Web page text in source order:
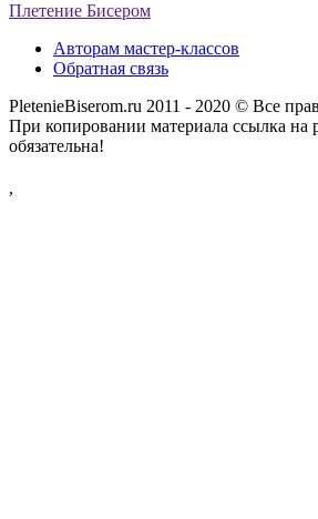
Плетение Бисером
Авторам мастер-классов
Обратная связь
PletenieBiserom.ru 2011 - 2020 © Все
При копировании материала ссылка на
обязательна!
,